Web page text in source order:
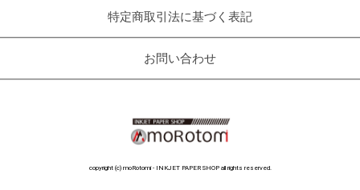
特定商取引法に基づく表記
お問い合わせ
copyright (c) moRotomi - INKJET PAPER SHOP all rights reserved.